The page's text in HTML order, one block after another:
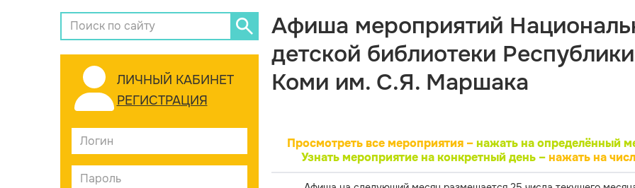
ЛИЧНЫЙ КАБИНЕТ
РЕГИСТРАЦИЯ
Афиша мероприятий
детской библиотеки Республики
Коми им. С.Я. Маршака
Просмотреть все мероприятия – нажать на определённый
Узнать мероприятие на конкретный день –нажать на